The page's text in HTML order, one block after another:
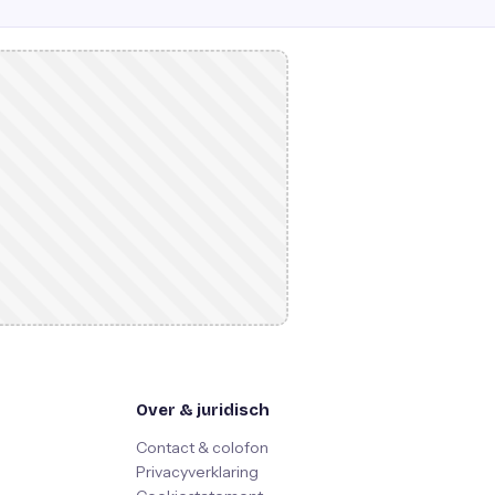
Over & juridisch
Contact & colofon
Privacyverklaring